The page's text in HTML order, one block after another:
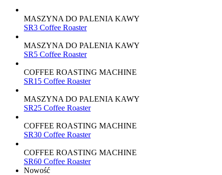
MASZYNA DO PALENIA KAWY
SR3 Coffee Roaster
MASZYNA DO PALENIA KAWY
SR5 Coffee Roaster
COFFEE ROASTING MACHINE
SR15 Coffee Roaster
MASZYNA DO PALENIA KAWY
SR25 Coffee Roaster
COFFEE ROASTING MACHINE
SR30 Coffee Roaster
COFFEE ROASTING MACHINE
SR60 Coffee Roaster
Nowość